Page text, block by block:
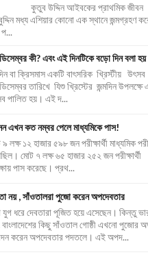
উদ্দিন আইবকের প্রাথমিক জীবন
মধ্য এশিয়ার কোনো এক স্থানে জন্মগ্রহণ
কী? এবং এই দিনটিকে বড়ো দিন বলা
বা ক্রিসমাস একটি বাৎসরিক খ্রিস্টীয় উৎসব
তারিখে যিশু খ্রিস্টের জন্মদিন উপলক্ষে
পালিত হয়। এই দ...
এখন কত নম্বর পেলে মাধ্যমিকে পাস!
লক্ষ ১২ হাজার ৫৯৮ জন পরীক্ষার্থী মাধ্যমিক
মোট ৭ লক্ষ ৬৫ হাজার ২৫২ জন পরীক্ষার্থী
পাস করেছে। প্রথ...
নয় , সাঁওতালরা পুজো করেন অপদেবতার
যুগ ধরে দেবতারা পূজিত হয়ে এসেছেন। কিন্তু
কিছু সাঁওতাল গোষ্ঠী এখনো পুজোর
করেন অপদেবতার পদতলে। এই অপদ...